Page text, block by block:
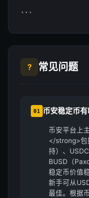
```
? 常见问题
01 币安稳定币有
币安平台上
</strong>包
持）、
BUSD（
稳定币价值
新手可从
最佳。根据